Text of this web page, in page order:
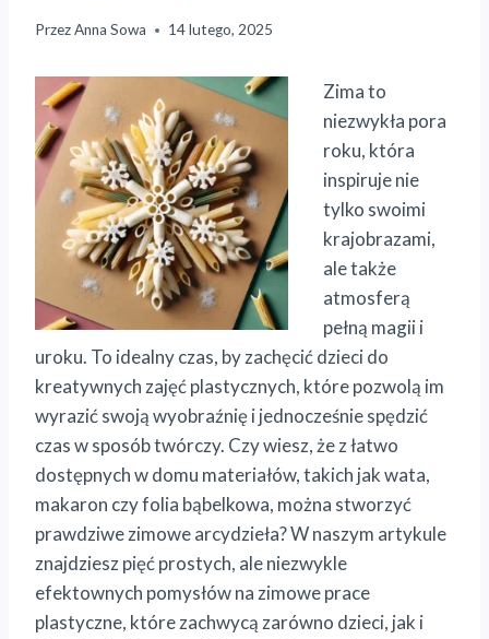
PrzezAnna Sowa 14 lutego, 2025
Zima to
niezwykła pora
roku, która
inspiruje nie
tylko swoimi
krajobrazami,
ale także
atmosferą
pełną magii i
uroku. To idealny czas, by zachęcić dzieci do
kreatywnych zajęć plastycznych, które pozwolą im
wyrazić swoją wyobraźnię i jednocześnie spędzić
czas w sposób twórczy. Czy wiesz, że z łatwo
dostępnych w domu materiałów, takich jak wata,
makaron czy folia bąbelkowa, można stworzyć
prawdziwe zimowe arcydzieła? W naszym artykule
znajdziesz pięć prostych, ale niezwykle
efektownych pomysłów na zimowe prace
plastyczne, które zachwycą zarówno dzieci, jak i